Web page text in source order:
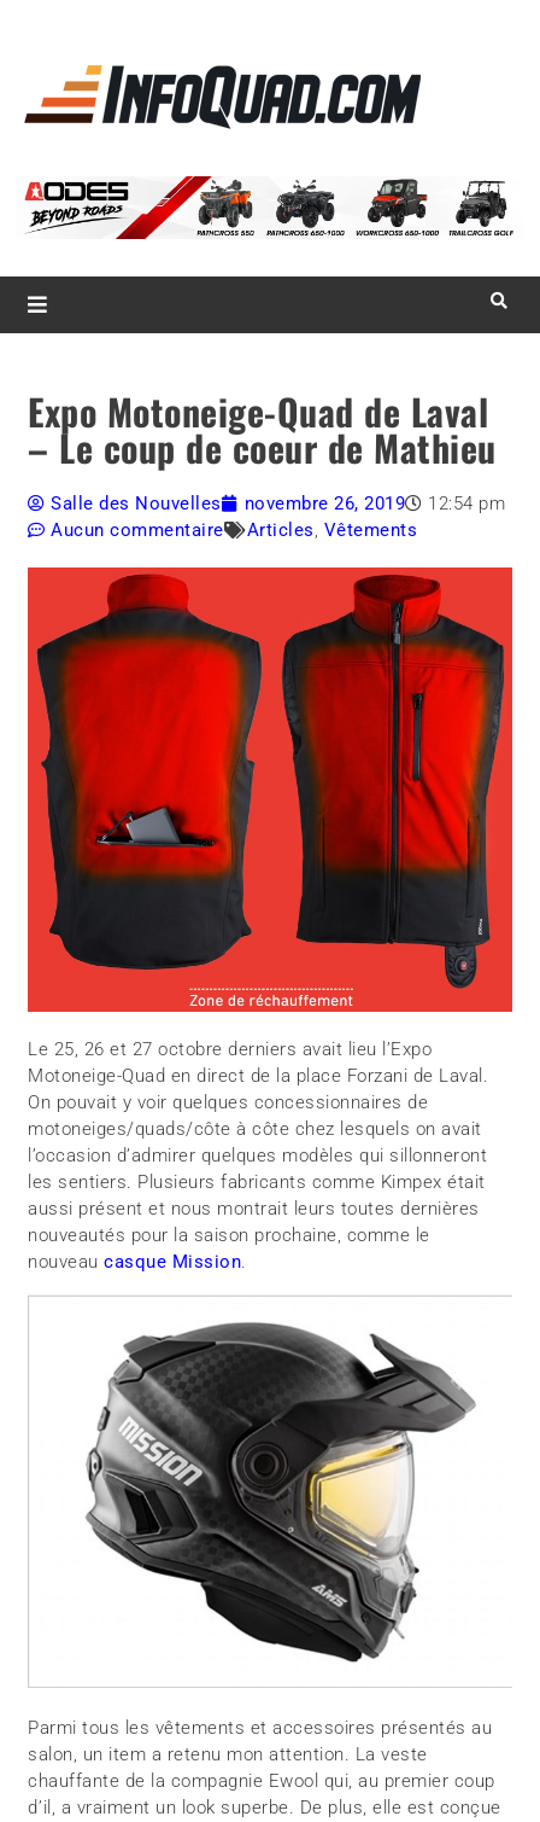
Magazine InfoQuad.com
Expo Motoneige-Quad de Laval
– Le coup de coeur de Mathieu
Salle des Nouvelles novembre 26, 2019
12:54 pm
Aucun commentaire
Articles, Vêtements
Le 25, 26 et 27 octobre derniers avait lieu l’Expo
Motoneige-Quad en direct de la place Forzani de Laval.
On pouvait y voir quelques concessionnaires de
motoneiges/quads/côte à côte chez lesquels on avait
l’occasion d’admirer quelques modèles qui sillonneront
les sentiers. Plusieurs fabricants comme Kimpex était
aussi présent et nous montrait leurs toutes dernières
nouveautés pour la saison prochaine, comme le
nouveaucasque Mission
Parmi tous les vêtements et accessoires présentés au
salon, un item a retenu mon attention. La veste
chauffante de la compagnie Ewool qui, au premier coup
d’il, a vraiment un look superbe. De plus, elle est conçue